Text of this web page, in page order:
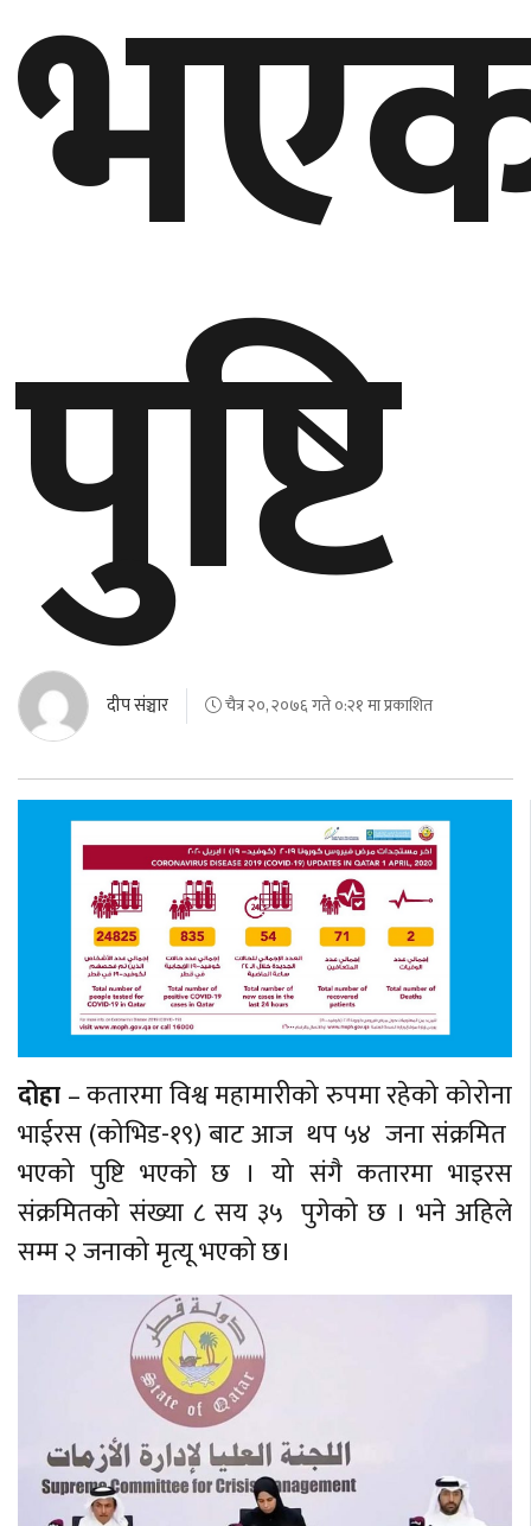
पुष्टि
दीप संञ्चार चैत्र २०, २०७६ गते ०:२१ मा प्रकाशित
दोहा– कतारमा विश्व महामारीको रुपमा रहेको कोरोना
भाईरस (कोभिड-१९) बाट आज थप ५४ जना संक्रमित
भएको पुष्टि भएको छ । यो संगै कतारमा भाइरस
संक्रमितको संख्या ८ सय ३५ पुगेको छ । भने अहिले
सम्म २ जनाको मृत्यू भएको छ।